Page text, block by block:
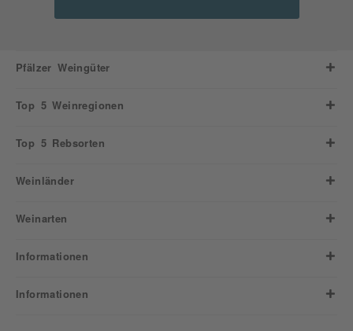
Pfälzer Weingüter
Top 5 Weinregionen
Top 5 Rebsorten
Weinländer
Weinarten
Informationen
Informationen